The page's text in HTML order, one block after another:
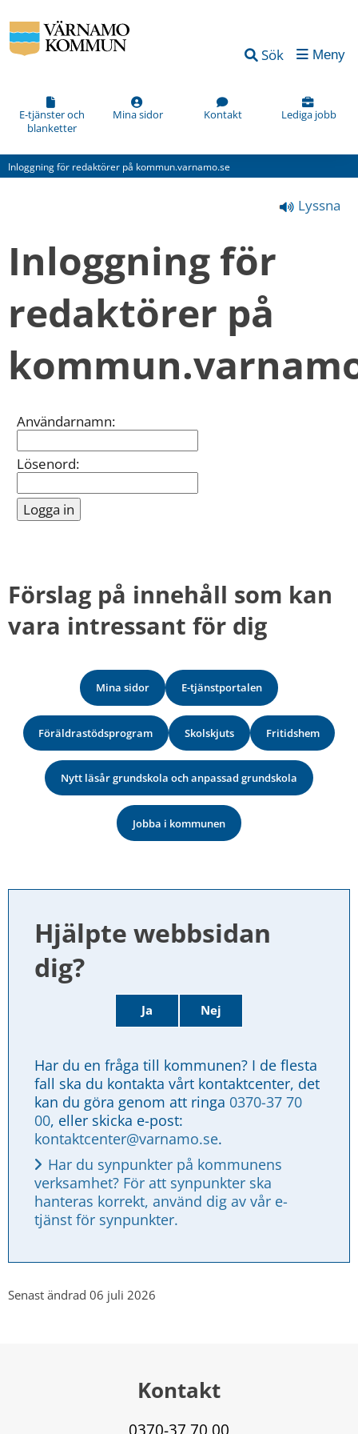
Sök Meny
E-tjänster och
blanketter
Mina sidor Kontakt Lediga jobb
Inloggning för redaktörer på kommun.varnamo.se
Lyssna
Inloggning för
redaktörer på
Inloggning
Användarnamn:
Lösenord:
Förslag på innehåll som kan
vara intressant för dig
Mina sidor E-tjänstportalen
Föräldrastödsprogram Skolskjuts Fritidshem
Nytt läsår grundskola och anpassad grundskola
Jobba i kommunen
Hjälpte webbsidan
dig?
Ja Nej
Har du en fråga till kommunen? I de flesta
fall ska du kontakta vårt kontaktcenter, det
kan du göra genom att ringa 0370-37 70
00
kontaktcenter@varnamo.se.
Har du synpunkter på kommunens
verksamhet? För att synpunkter ska
hanteras korrekt, använd dig av vår e-
tjänst för synpunkter.
Vad
kan
förbättra
den
här
(obligatorisk)
kan
informationen
bättre
dig?
Webbadress
sidan
Senast ändrad 06 juli 2026
Kontakt